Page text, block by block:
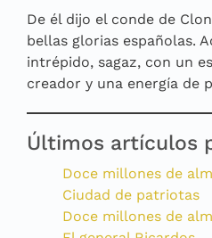
De él dijo el conde de
bellas glorias españolas.
intrépido, sagaz, con un
creador y una energía de
Últimos artículos
Doce millones de
Ciudad de patriotas
Doce millones de